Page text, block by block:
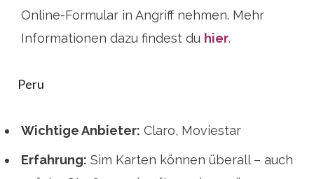
Online-Formular in Angriff nehmen. Mehr
Informationen dazu findest du hier.
Peru
Wichtige Anbieter: Claro, Moviestar
Erfahrung: Sim Karten können überall – auch